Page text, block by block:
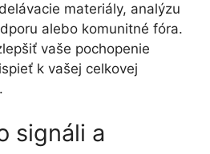
materiály, analýzu
alebo komunitné fóra.
vaše pochopenie
k vašej celkovej
signáli a